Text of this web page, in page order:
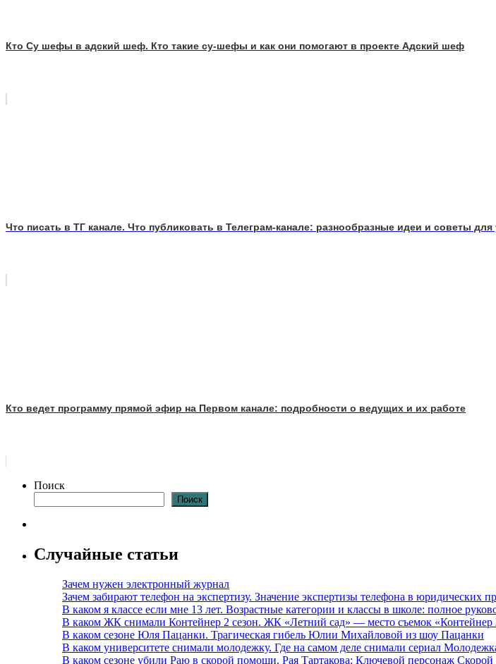
Кто Су шефы в адский шеф. Кто такие су-шефы и как они помогают в проекте Адский шеф
Что писать в ТГ канале. Что публиковать в Телеграм-канале: разнообразные идеи и советы для
Кто ведет программу прямой эфир на Первом канале: подробности о ведущих и их работе
Поиск
Поиск
Случайные статьи
Зачем нужен электронный журнал
Зачем забирают телефон на экспертизу. Значение экспертизы телефона в юридических
В каком я классе если мне 13 лет. Возрастные категории и классы в школе: полное
В каком ЖК снимали Контейнер 2 сезон. ЖК «Летний сад» — место съемок «Контейнер
В каком сезоне Юля Пацанки. Трагическая гибель Юлии Михайловой из шоу Пацанки
В каком университете снимали молодежку. Где на самом деле снимали сериал
В каком сезоне убили Раю в скорой помощи. Рая Тартакова: Ключевой персонаж